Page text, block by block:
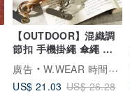
【OUTDOOR】混織調
節扣 手機掛繩 傘繩 手
機掛繩
廣告
W.WEAR 時間穿搭
US$ 21.03 US$ 26.28